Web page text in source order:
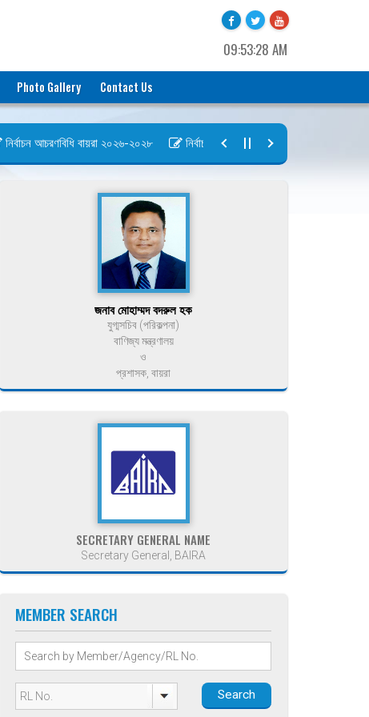
09:53:29 AM
Photo Gallery Contact Us
আচরণবিধি বায়রা ২০২৬-২০২৮ নির্বাচন তফসিল বায়রা ২০২৬-২০২৮
জনাব মোহাম্মদ বদরুল হক
যুগ্মসচিব (পরিকল্পনা)
বাণিজ্য মন্ত্রণালয়
ও
প্রশাসক, বায়রা
SECRETARY GENERAL NAME
Secretary General, BAIRA
MEMBER SEARCH
Search